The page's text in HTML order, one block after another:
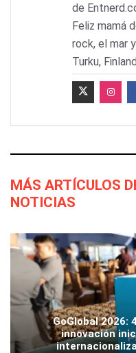
de
Feliz mamá
rock, el mar
Turku,
MÁS ARTÍCULOS
NOTICIAS
GoGlobal 2026:
innovación